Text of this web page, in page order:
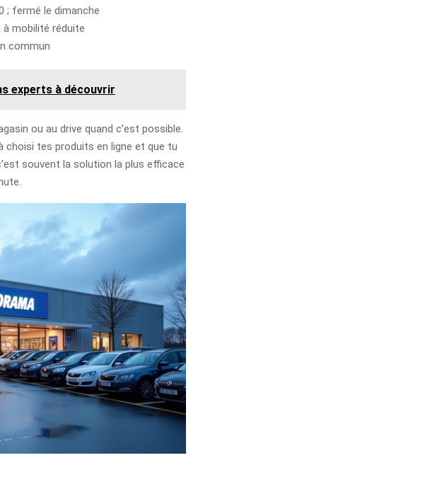
; fermé le dimanche
à mobilité réduite
commun
experts à découvrir
ou au drive quand c’est possible.
choisi tes produits en ligne et que tu
souvent la solution la plus efficace